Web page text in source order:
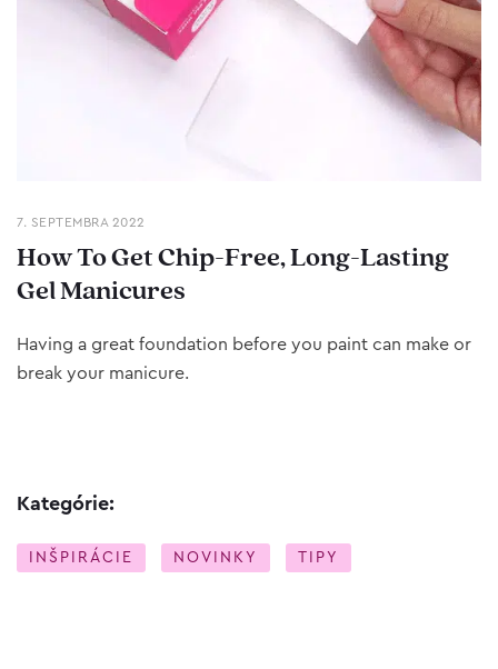
7. SEPTEMBRA 2022
How To Get Chip-Free, Long-Lasting
Gel Manicures
Having a great foundation before you paint can make or
break your manicure.
Kategórie:
INŠPIRÁCIE NOVINKY TIPY